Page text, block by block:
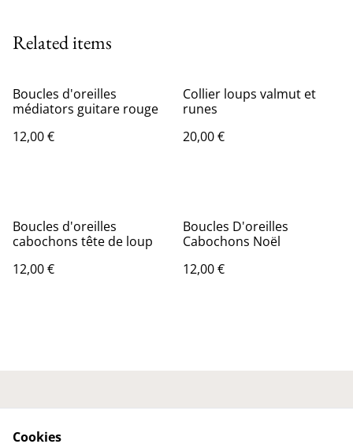
Related items
Boucles d'oreilles
médiators guitare rouge
12,00 €
Collier loups valmut et
runes
20,00 €
Boucles d'oreilles
cabochons tête de loup
12,00 €
Boucles D'oreilles
Cabochons Noël
12,00 €
Cookies